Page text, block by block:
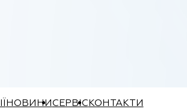
НОВИНИСЕРВІСКОНТАКТИ